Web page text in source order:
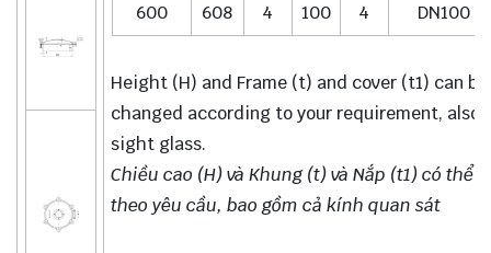
600
608 4 100 4 DN100
Height (H) and Frame (t) and cover (t1) can be
changed according to your requirement, also
sight glass.
Chiều cao (H) và Khung (t) và Nắp (t1) có thể
theo yêu cầu, bao gồm cả kính quan sát